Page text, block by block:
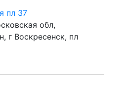
пл 37
обл,
г Воскресенск, пл